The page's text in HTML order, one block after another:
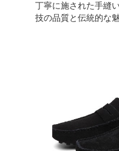
丁寧に施された手縫
技の品質と伝統的な